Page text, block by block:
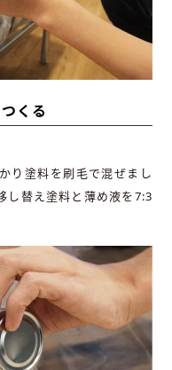
くる
り塗料を刷毛で混ぜまし
し替え塗料と薄め液を7:3